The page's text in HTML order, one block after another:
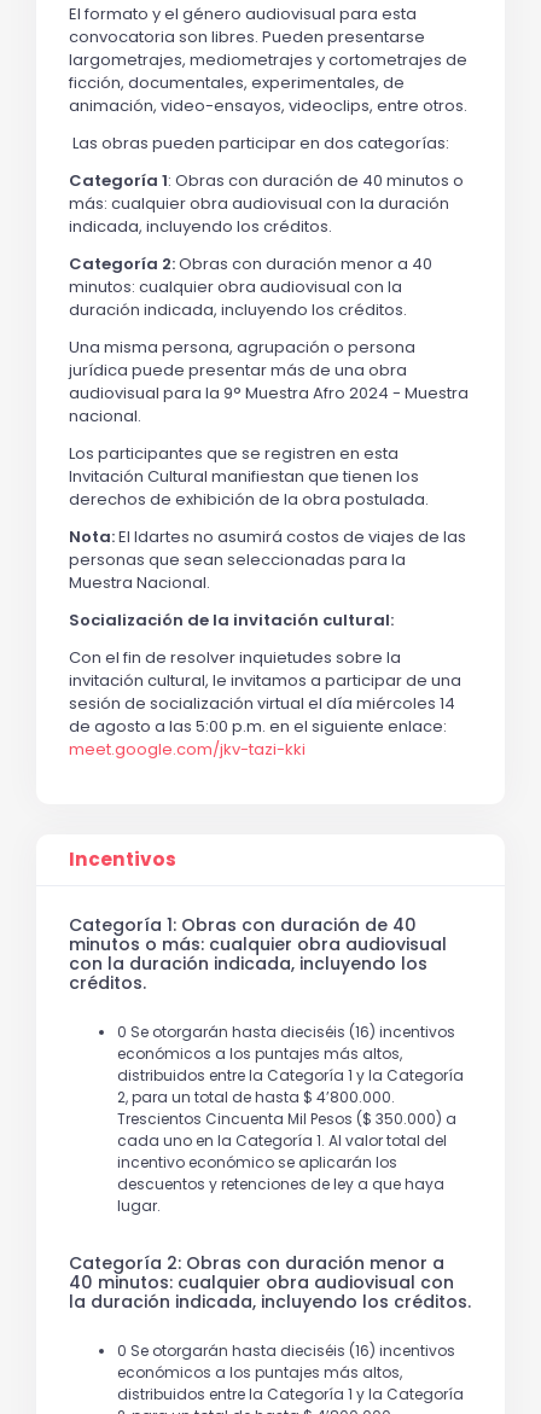
El formato y el género audiovisual para esta
convocatoria son libres. Pueden presentarse
largometrajes, mediometrajes y cortometrajes de
ficción, documentales, experimentales, de
animación, video-ensayos, videoclips, entre otros.
Las obras pueden participar en dos categorías:
Categoría 1: Obras con duración de 40 minutos o
más: cualquier obra audiovisual con la duración
indicada, incluyendo los créditos.
Categoría 2:Obras con duración menor a 40
minutos: cualquier obra audiovisual con la
duración indicada, incluyendo los créditos.
Una misma persona, agrupación o persona
jurídica puede presentar más de una obra
audiovisual para la 9° Muestra Afro 2024 - Muestra
nacional.
Los participantes que se registren en esta
Invitación Cultural manifiestan que tienen los
derechos de exhibición de la obra postulada.
Nota:El Idartes no asumirá costos de viajes de las
personas que sean seleccionadas para la
Muestra Nacional.
Socialización de la invitación cultural:
Con el fin de resolver inquietudes sobre la
invitación cultural, le invitamos a participar de una
sesión de socialización virtual el día miércoles 14
de agosto a las 5:00 p.m. en el siguiente enlace:
meet.google.com/jkv-tazi-kki
Incentivos
Categoría 1: Obras con duración de 40
minutos o más: cualquier obra audiovisual
con la duración indicada, incluyendo los
créditos.
0 Se otorgarán hasta dieciséis (16) incentivos
económicos a los puntajes más altos,
distribuidos entre la Categoría 1 y la Categoría
2, para un total de hasta $ 4’800.000.
Trescientos Cincuenta Mil Pesos ($ 350.000) a
cada uno en la Categoría 1. Al valor total del
incentivo económico se aplicarán los
descuentos y retenciones de ley a que haya
lugar.
Categoría 2: Obras con duración menor a
40 minutos: cualquier obra audiovisual con
la duración indicada, incluyendo los créditos.
0 Se otorgarán hasta dieciséis (16) incentivos
económicos a los puntajes más altos,
distribuidos entre la Categoría 1 y la Categoría